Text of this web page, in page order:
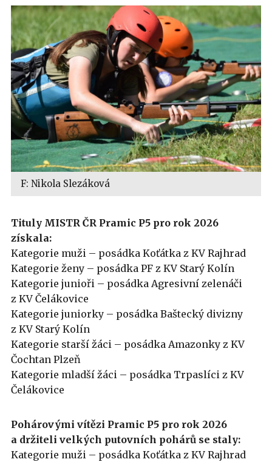
F: Nikola Slezáková
Tituly MISTR ČR Pramic P5 pro rok 2026
získala:
Kategorie muži – posádka Koťátka z KV Rajhrad
Kategorie ženy – posádka PF z KV Starý Kolín
Kategorie junioři – posádka Agresivní zelenáči
z KV Čelákovice
Kategorie juniorky – posádka Baštecký divizny
z KV Starý Kolín
Kategorie starší žáci – posádka Amazonky z KV
Čochtan Plzeň
Kategorie mladší žáci – posádka Trpaslíci z KV
Čelákovice
Pohárovými vítězi Pramic P5 pro rok 2026
a držiteli velkých putovních pohárů se staly:
Kategorie muži – posádka Koťátka z KV Rajhrad